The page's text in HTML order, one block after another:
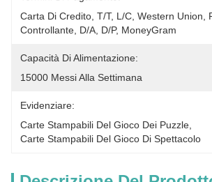
Carta Di Credito, T/T, L/C, Western Union,
Controllante, D/A, D/P, MoneyGram
Capacità Di Alimentazione:
15000 Messi Alla Settimana
Evidenziare:
Carte Stampabili Del Gioco Dei Puzzle
Carte Stampabili Del Gioco Di Spettacolo